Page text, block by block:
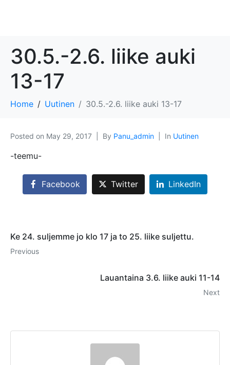
30.5.-2.6. liike auki
13-17
Home Uutinen 30.5.-2.6. liike auki 13-17
Posted on May 29, 2017 By Panu_admin In Uutinen
-teemu-
Facebook Twitter LinkedIn
Ke 24. suljemme jo klo 17 ja to 25. liike suljettu.
Previous
Lauantaina 3.6. liike auki 11-14
Next